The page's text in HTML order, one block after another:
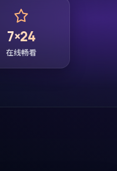
7×24
在线畅看